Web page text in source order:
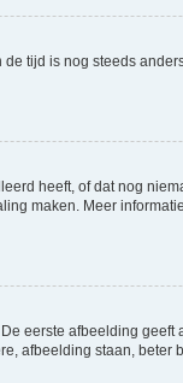
tijd is nog steeds
heeft, of dat nog
maken. Meer
eerste afbeelding
afbeelding staan,